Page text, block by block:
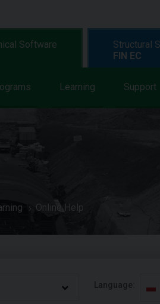
Software
Learning Support
Structural
FIN EC
Online Help
Language: